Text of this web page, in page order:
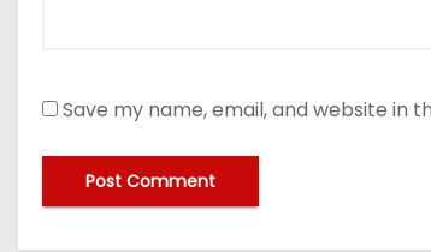
Save my name, email, and website in